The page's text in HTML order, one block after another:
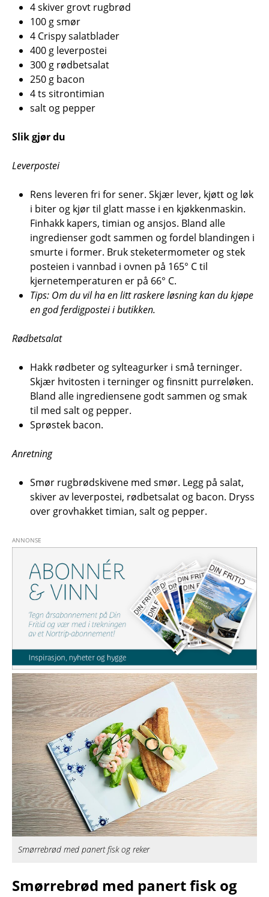
4 skiver grovt rugbrød
100 g smør
4 Crispy salatblader
400 g leverpostei
300 g rødbetsalat
250 g bacon
4 ts sitrontimian
salt og pepper
Slik gjør du
Leverpostei
Rens leveren fri for sener. Skjær lever, kjøtt og løk
i biter og kjør til glatt masse i en kjøkkenmaskin.
Finhakk kapers, timian og ansjos. Bland alle
ingredienser godt sammen og fordel blandingen i
smurte i former. Bruk steketermometer og stek
posteien i vannbad i ovnen på 165° C til
kjernetemperaturen er på 66° C.
Tips: Om du vil ha en litt raskere løsning kan du kjøpe
en god ferdigpostei i butikken.
Rødbetsalat
Hakk rødbeter og sylteagurker i små terninger.
Skjær hvitosten i terninger og finsnitt purreløken.
Bland alle ingrediensene godt sammen og smak
til med salt og pepper.
Sprøstek bacon.
Anretning
Smør rugbrødskivene med smør. Legg på salat,
skiver av leverpostei, rødbetsalat og bacon. Dryss
over grovhakket timian, salt og pepper.
Smørrebrød med panert fisk og reker
Smørrebrød med panert fisk og